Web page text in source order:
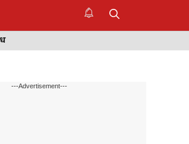
---Advertisement---